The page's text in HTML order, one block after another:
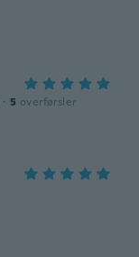
· 5 overførsler